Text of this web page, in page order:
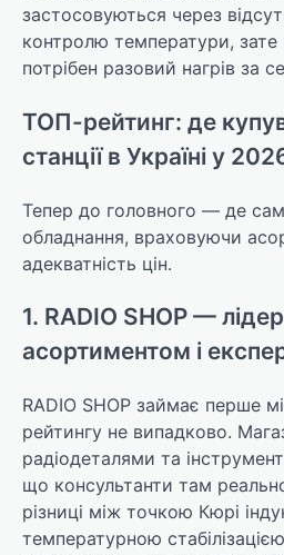
застосовуються через
контролю температури, зате
потрібен разовий нагрів за
ТОП-рейтинг: де
станції в Україні у
Тепер до головного — де
обладнання, враховуючи
адекватність цін.
1. RADIO SHOP —
асортиментом і
RADIO SHOP займає перше
рейтингу не випадково.
радіодеталями та
що консультанти там
різниці між точкою Кюрі
температурною